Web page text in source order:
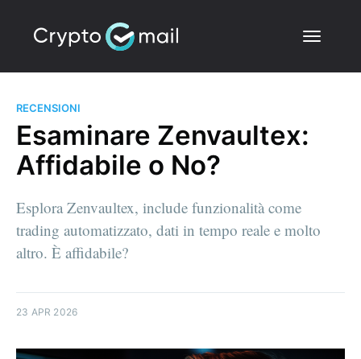
RECENSIONI
Esaminare Zenvaultex:
Affidabile o No?
Esplora Zenvaultex, include funzionalità come
trading automatizzato, dati in tempo reale e molto
altro. È affidabile?
23 APR 2026